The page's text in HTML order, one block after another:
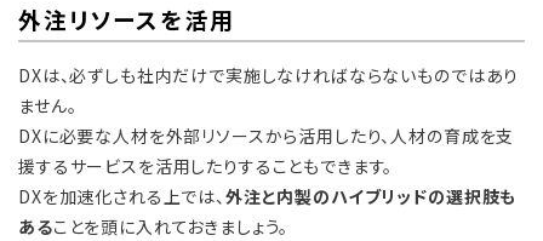
外注リソースを活用
DXは、必ずしも社内だけで実施しなければならないものではあり
ません。
DXに必要な人材を外部リソースから活用したり、人材の育成を支
援するサービスを活用したりすることもできます。
DXを加速化される上では、 外注と内製のハイブリッドの選択肢も
あることを頭に入れておきましょう。